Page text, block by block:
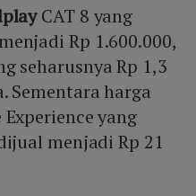
CAT 8 yang
Rp 1.600.000,
seharusnya Rp 1,3
Sementara harga
yang
menjadi Rp 21